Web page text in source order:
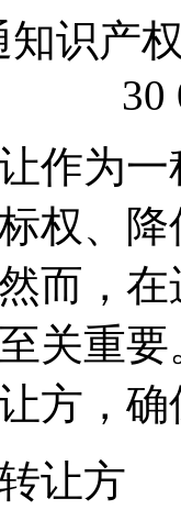
识产
30
作为
权、降
而，
关重
方，
让方